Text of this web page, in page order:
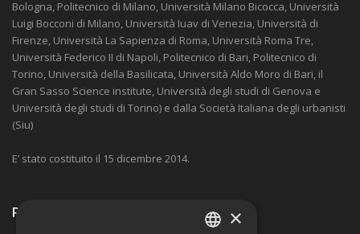
Bologna, Politecnico di Milano, Università Milano Bicocca, Università
Luigi Bocconi di Milano, Università Iuav di Venezia, Università di
Firenze, Università La Sapienza di Roma, Università Roma Tre,
Università Federico II di Napoli, Politecnico di Bari, Politecnico di
Torino, Università della Basilicata, Università Aldo Moro di Bari, il
Gran Sasso Science institute, Università degli studi di Genova e
Università degli studi di Torino) e dalla Società Italiana degli urbanisti
(Siu)
E’ stato costituito il 15 dicembre 2014.
Ricevi nostre comunicazioni ×